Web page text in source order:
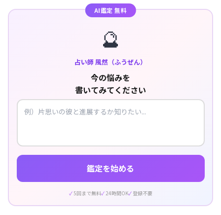
AI鑑定 無料
🔮
占い師 風然（ふうぜん）
今の悩みを
書いてみてください
鑑定を始める
5回まで無料 24時間OK 登録不要